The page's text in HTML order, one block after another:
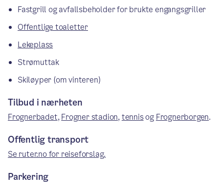
Fastgrill og avfallsbeholder for brukte engangsgriller
Offentlige toaletter
Lekeplass
Strømuttak
Skiløyper (om vinteren)
Tilbud i nærheten
Frognerbadet,Frogner stadion,tennisog Frognerborgen.
Offentlig transport
Se ruter.no for reiseforslag.
Parkering